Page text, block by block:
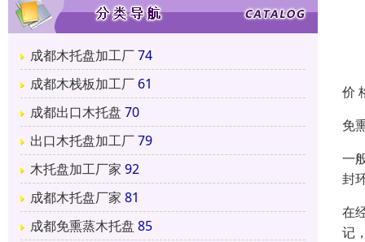
成都木托盘加工厂74
成都木栈板加工厂 61
成都出口木托盘 70
出口木托盘加工厂79
木托盘加工厂家 92
成都木托盘厂家 81
成都免熏蒸木托盘 85
价
免
一
封
在
记